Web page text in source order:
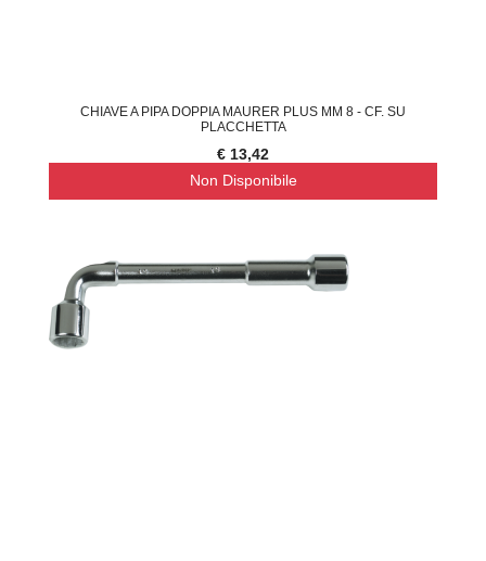
CHIAVE A PIPA DOPPIA MAURER PLUS MM 8 - CF. SU
PLACCHETTA
€ 13,42
Non Disponibile